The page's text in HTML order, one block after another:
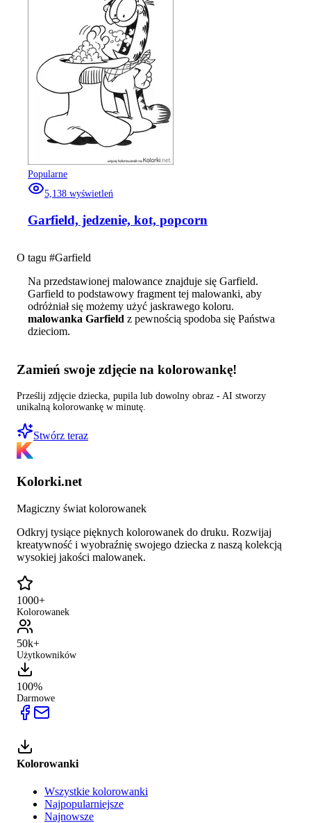
Popularne
5,138 wyświetleń
Garfield, jedzenie, kot, popcorn
O tagu #Garfield
Na przedstawionej malowance znajduje się Garfield.
Garfield to podstawowy fragment tej malowanki, aby
odróżniał się możemy użyć jaskrawego koloru.
malowanka Garfield z pewnością spodoba się Państwa
dzieciom.
Zamień swoje zdjęcie na kolorowankę!
Prześlij zdjęcie dziecka, pupila lub dowolny obraz - AI stworzy
unikalną kolorowankę w minutę.
Stwórz teraz
Kolorki.net
Magiczny świat kolorowanek
Odkryj tysiące pięknych kolorowanek do druku. Rozwijaj
kreatywność i wyobraźnię swojego dziecka z naszą kolekcją
wysokiej jakości malowanek.
1000+
Kolorowanek
50k+
Użytkowników
100%
Darmowe
Kolorowanki
Wszystkie kolorowanki
Najpopularniejsze
Najnowsze